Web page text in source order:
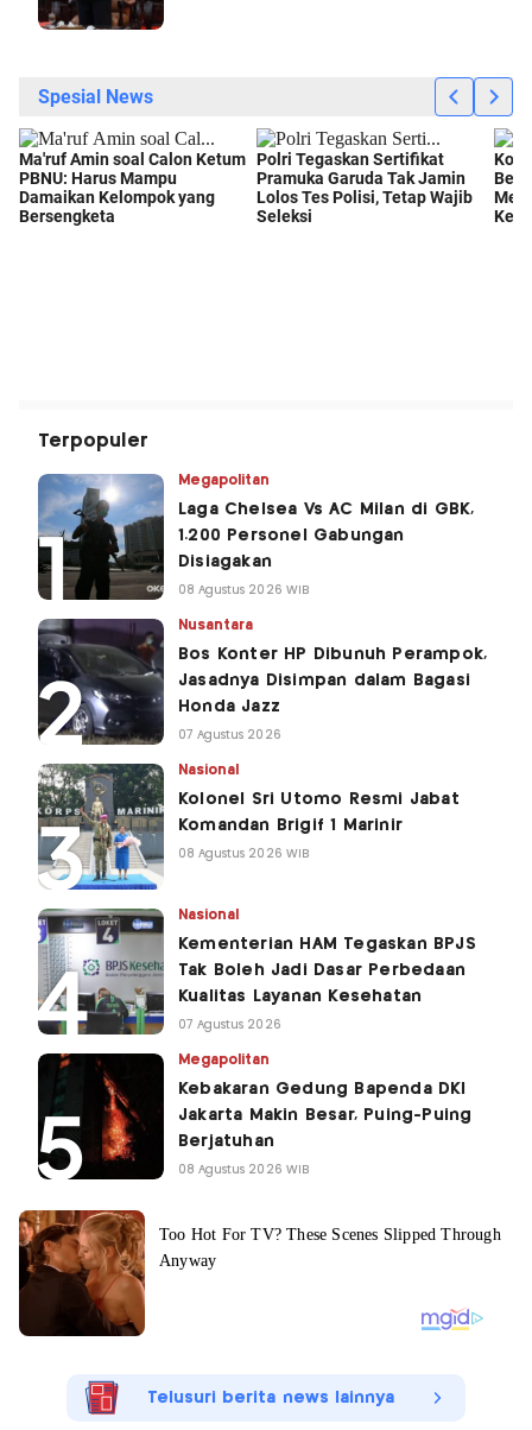
Terpopuler
Megapolitan
Laga Chelsea Vs AC Milan di GBK,
1.200 Personel Gabungan
Disiagakan
08 Agustus 2026 WIB
Nusantara
Bos Konter HP Dibunuh Perampok,
Jasadnya Disimpan dalam Bagasi
Honda Jazz
07 Agustus 2026
Nasional
Kolonel Sri Utomo Resmi Jabat
Komandan Brigif 1 Marinir
08 Agustus 2026 WIB
Nasional
Kementerian HAM Tegaskan BPJS
Tak Boleh Jadi Dasar Perbedaan
Kualitas Layanan Kesehatan
07 Agustus 2026
Megapolitan
Kebakaran Gedung Bapenda DKI
Jakarta Makin Besar, Puing-Puing
Berjatuhan
08 Agustus 2026 WIB
Telusuri berita news lainnya